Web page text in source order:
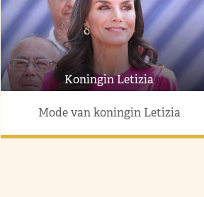
Koningin Letizia
Mode van koningin Letizia